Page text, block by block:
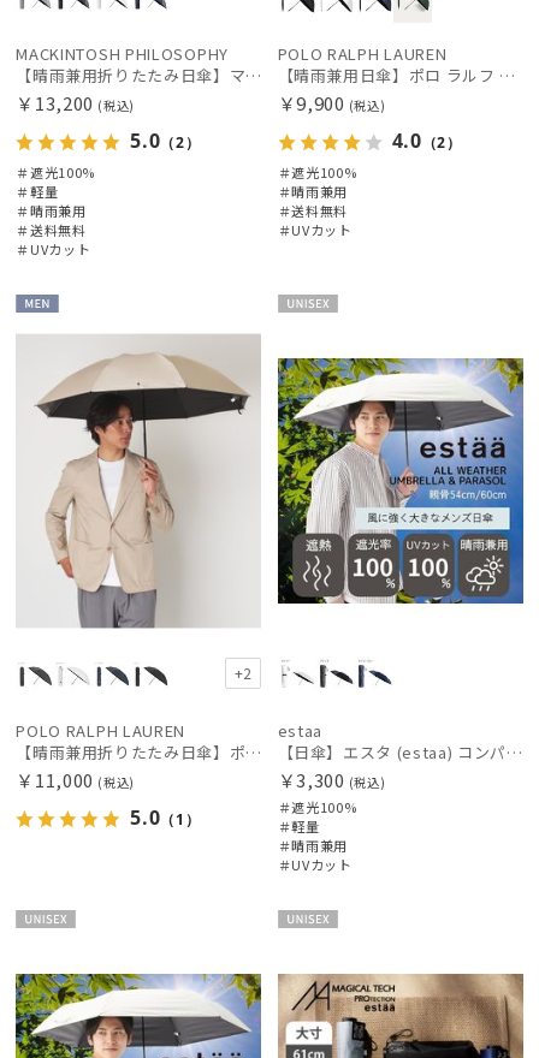
MACKINTOSH PHILOSOPHY
【晴雨兼用折りたたみ日傘】マッキントッシュ フィロソフィー (MACKINTOSH PHILOSOPHY)アンブレラモチーフ 雨の日OK 軽量 遮光100％ 遮熱 UV
￥13,200 (税込)
5.0 （2）
＃遮光100%
＃軽量
＃晴雨兼用
＃送料無料
＃UVカット
POLO RALPH LAUREN
【晴雨兼用日傘】ポロ ラルフ ローレン (POLO RALPH LAUREN) ワンポイント刺繍 遮光100% UVメンズ日傘
￥9,900 (税込)
4.0 （2）
＃遮光100%
＃晴雨兼用
＃送料無料
＃UVカット
+2
POLO RALPH LAUREN
【晴雨兼用折りたたみ日傘】ポロ ラルフ ローレン (POLO RALPH LAUREN) ポロポニー刺繍 雨の日OK 一級遮光99.99% 遮熱 UV 晴雨兼用
￥11,000 (税込)
5.0 （1）
estaa
【日傘】エスタ (estaa) コンパクトワイド54 折りたたみ傘 軽量 晴雨兼用 遮光100％ UV100%
￥3,300 (税込)
＃遮光100%
＃軽量
＃晴雨兼用
＃UVカット